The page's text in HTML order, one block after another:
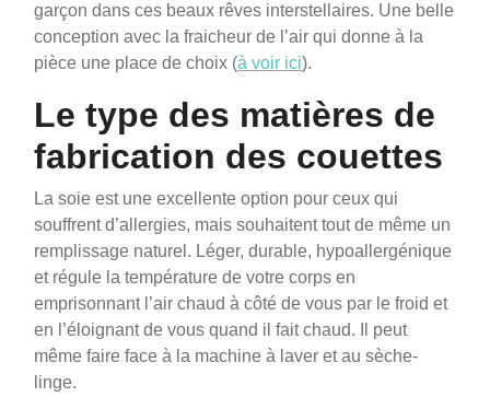
garçon dans ces beaux rêves interstellaires. Une belle
conception avec la fraicheur de l’air qui donne à la
pièce une place de choix (à voir ici).
Le type des matières de
fabrication des couettes
La soie est une excellente option pour ceux qui
souffrent d’allergies, mais souhaitent tout de même un
remplissage naturel. Léger, durable, hypoallergénique
et régule la température de votre corps en
emprisonnant l’air chaud à côté de vous par le froid et
en l’éloignant de vous quand il fait chaud. Il peut
même faire face à la machine à laver et au sèche-
linge.